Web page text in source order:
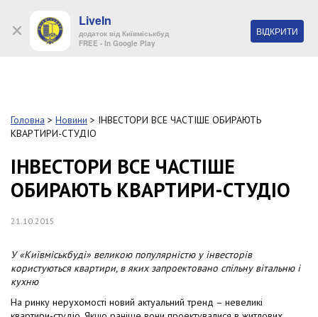
Головна > Новини > ІНВЕСТОРИ ВСЕ ЧАСТІШЕ ОБИРАЮТЬ
КВАРТИРИ-СТУДІО
ІНВЕСТОРИ ВСЕ ЧАСТІШЕ
ОБИРАЮТЬ КВАРТИРИ-СТУДІО
21.10.2015
У «Київміськбуді» великою популярністю у інвесторів
користуються квартири, в яких запроектовано спільну вітальню і
кухню
На ринку нерухомості новий актуальний тренд – невеликі
LiveIn
додаток від Київміськбуд
FREE - In Google Play
ВІДКРИТИ